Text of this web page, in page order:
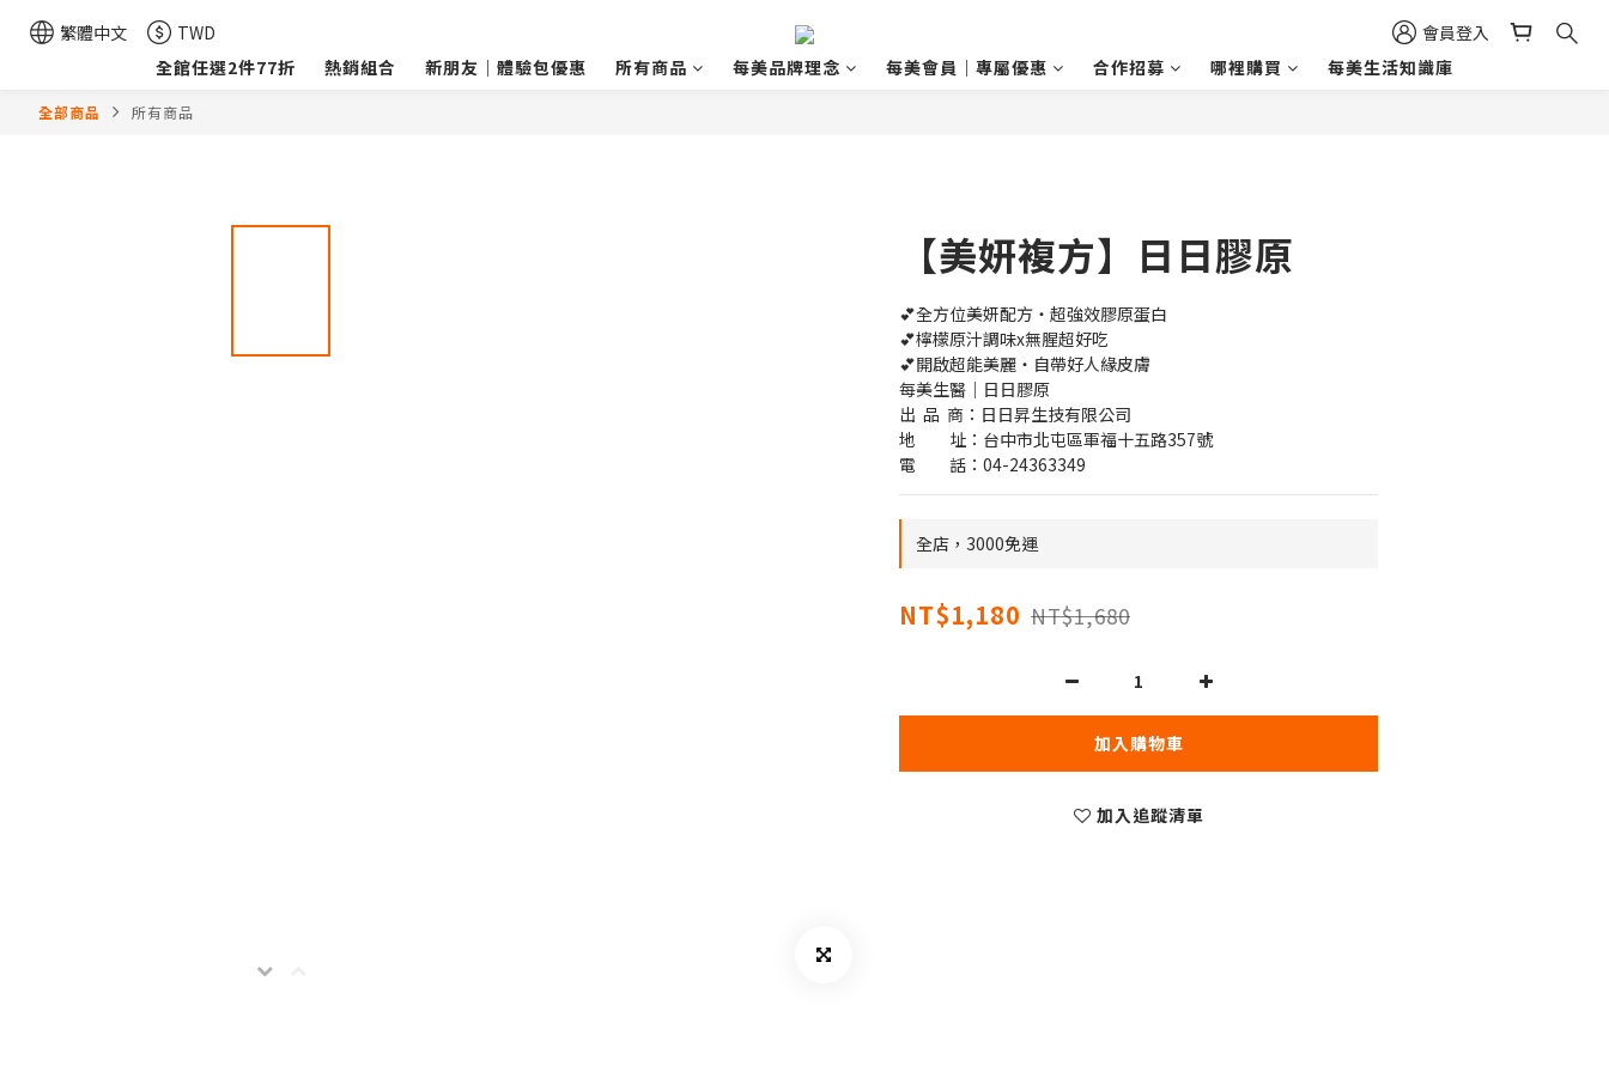
繁體中文 TWD
會員登入
全館任選2件77折
熱銷組合 新朋友｜體驗包優惠 所有商品 每美品牌理念 每美會員｜專屬優惠 合作招募 哪裡購買 每美生活知識庫
全部商品 所有商品
【美妍複方】日日膠原
💕全方位美妍配方‧超強效膠原蛋白
💕檸檬原汁調味x無腥超好吃
💕開啟超能美麗‧自帶好人緣皮膚
每美生醫｜日日膠原
出  品  商：日日昇生技有限公司
地　　址：台中市北屯區軍福十五路357號
電　　話：04-24363349
全店，3000免運
NT$1,180 NT$1,680
加入購物車
加入追蹤清單